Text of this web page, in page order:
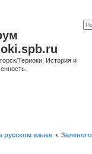
Териоки. История и
русском языке